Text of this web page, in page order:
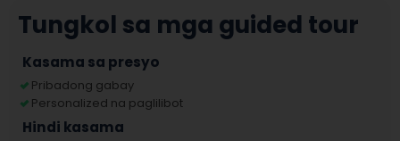
Tungkol sa mga guided tour
Kasama sa presyo
Pribadong gabay
Personalized na paglilibot
Hindi kasama